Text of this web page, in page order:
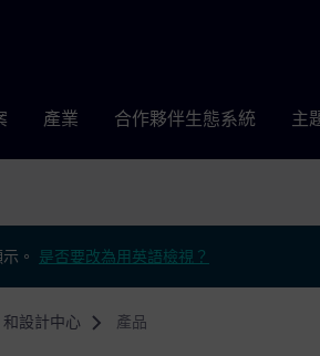
產業 合作夥伴生態系統 主
。 是否要改為用英語檢視？
和設計中心 產品